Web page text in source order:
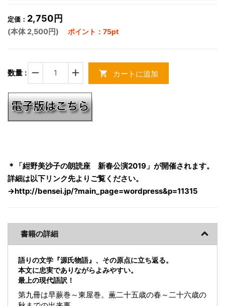
定価： 2,750円
(本体 2,500円) ポイント：75pt
数量 : remove add shopping_cart カートに追加
＊「紺野美沙子の朗読座 新春公演2019」が開催されます。
詳細は以下リンク先よりご覧ください。
→http://bensei.jp/?main_page=wordpress&p=11315
書籍の詳細
語りの文学『源氏物語』、その原点に立ち返る。
本文に忠実でありながらよみやすい。
最上の現代語訳！
第九冊は早蕨巻～東屋巻。薫二十五歳の春～二十六歳の